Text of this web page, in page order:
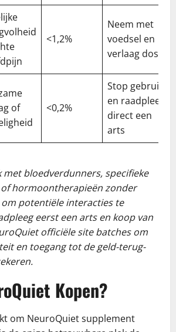
<1,2%
Neem met
voedsel en
verlaag dosis
of
<0,2%
Stop gebruik
en raadpleeg
direct een
arts
met bloedverdunners, specifieke
hormoontherapieën zonder
potentiële interacties te
eerst een arts en koop van
officiële site batches om
en toegang tot de geld-terug-
Kopen?
om NeuroQuiet supplement